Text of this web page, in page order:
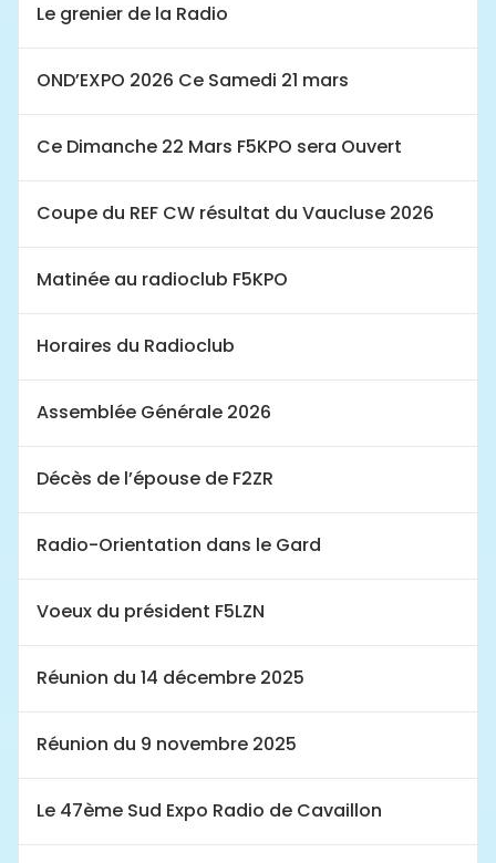
Le grenier de la Radio
OND’EXPO 2026 Ce Samedi 21 mars
Ce Dimanche 22 Mars F5KPO sera Ouvert
Coupe du REF CW résultat du Vaucluse 2026
Matinée au radioclub F5KPO
Horaires du Radioclub
Assemblée Générale 2026
Décès de l’épouse de F2ZR
Radio-Orientation dans le Gard
Voeux du président F5LZN
Réunion du 14 décembre 2025
Réunion du 9 novembre 2025
Le 47ème Sud Expo Radio de Cavaillon